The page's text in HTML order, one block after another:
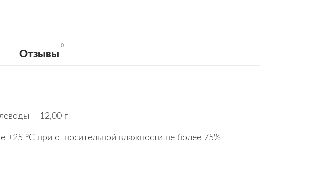
Отзывы
0
– 12,00 г
+25 °C при относительной влажности не более 75%